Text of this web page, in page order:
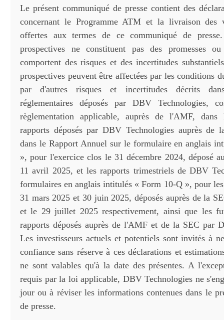
Le présent communiqué de presse contient des
concernant le Programme ATM et la livraison des
offertes aux termes de ce communiqué de
prospectives ne constituent pas des promesses
comportent des risques et des incertitudes
prospectives peuvent être affectées par les conditions
par d'autres risques et incertitudes décrits
réglementaires déposés par DBV Technologies,
règlementation applicable, auprès de l'AMF, dans
rapports déposés par DBV Technologies auprès de
dans le Rapport Annuel sur le formulaire en anglais
», pour l'exercice clos le 31 décembre 2024, déposé
11 avril 2025, et les rapports trimestriels de DBV
formulaires en anglais intitulés « Form 10-Q », pour
31 mars 2025 et 30 juin 2025, déposés auprès de la
et le 29 juillet 2025 respectivement, ainsi que les
rapports déposés auprès de l'AMF et de la SEC par
Les investisseurs actuels et potentiels sont invités à
confiance sans réserve à ces déclarations et
ne sont valables qu'à la date des présentes. A
requis par la loi applicable, DBV Technologies ne
jour ou à réviser les informations contenues dans le
de presse.